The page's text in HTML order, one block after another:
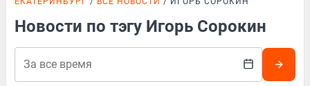
Новости по тэгу Игорь Сорокин